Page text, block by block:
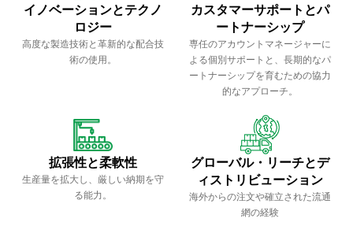
イノベーションとテクノ
ロジー
高度な製造技術と革新的な配合技
術の使用。
カスタマーサポートとパ
ートナーシップ
専任のアカウントマネージャーに
よる個別サポートと、長期的なパ
ートナーシップを育むための協力
的なアプローチ。
拡張性と柔軟性
生産量を拡大し、厳しい納期を守
る能力。
グローバル・リーチとデ
ィストリビューション
海外からの注文や確立された流通
網の経験